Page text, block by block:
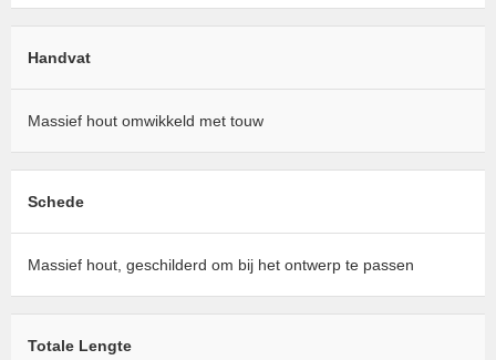
Handvat
Massief hout omwikkeld met touw
Schede
Massief hout, geschilderd om bij het ontwerp te passen
Totale Lengte